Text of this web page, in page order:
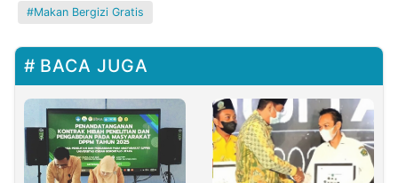
Makan Bergizi Gratis
BACA JUGA